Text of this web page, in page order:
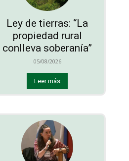
Ley de tierras: “La
propiedad rural
conlleva soberanía”
05/08/2026
Leer más